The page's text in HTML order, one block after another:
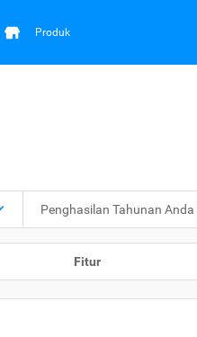
Produk
Penghasilan Tahunan Anda
Fitur